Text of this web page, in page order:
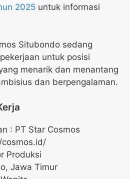
2025 untuk informasi
Situbondo sedang
untuk posisi
menarik dan menantang
dan berpengalaman.
: PT Star Cosmos
Produksi
Jawa Timur